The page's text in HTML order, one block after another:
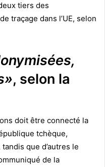
tiers des
traçage dans l’UE, selon
, selon la
doit être connecté la
tchèque,
que d’autres le
de la